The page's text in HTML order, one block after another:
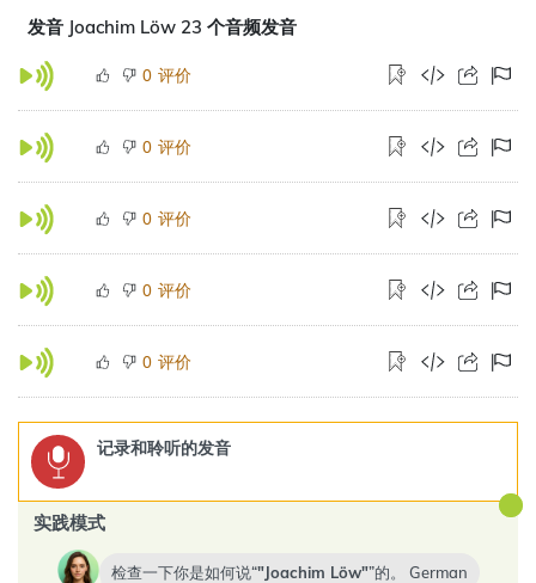
发音 Joachim Löw 23 个音频发音
0 评价
0 评价
0 评价
0 评价
0 评价
记录和聆听的发音
实践模式
检查一下你是如何说“ Joachim Löw ”的。 German